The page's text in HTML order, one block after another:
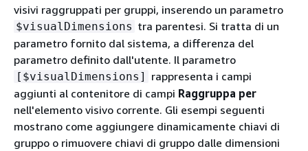
visivi raggruppati per gruppi, inserendo un parametro
$visualDimensions tra parentesi. Si tratta di un
parametro fornito dal sistema, a differenza del
parametro definito dall'utente. Il parametro
[$visualDimensions]
rappresenta i campi
aggiunti al contenitore di campi Raggruppa per
nell'elemento visivo corrente. Gli esempi seguenti
mostrano come aggiungere dinamicamente chiavi di
gruppo o rimuovere chiavi di gruppo dalle dimensioni